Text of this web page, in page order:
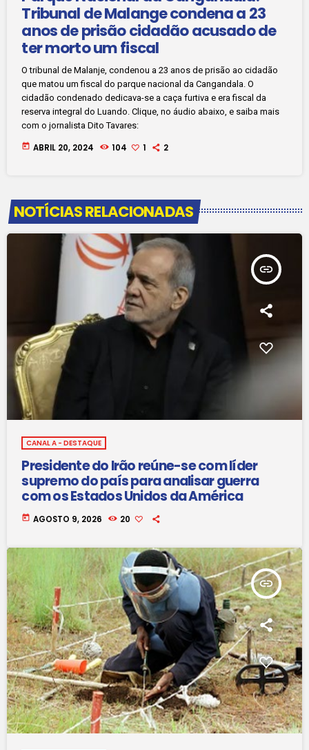
Tribunal de Malange condena a 23
anos de prisão cidadão acusado de
ter morto um fiscal
O tribunal de Malanje, condenou a 23 anos de prisão ao cidadão
que matou um fiscal do parque nacional da Cangandala. O
cidadão condenado dedicava-se a caça furtiva e era fiscal da
reserva integral do Luando. Clique, no áudio abaixo, e saiba mais
com o jornalista Dito Tavares:
today ABRIL 20, 2024 104 1 2
NOTÍCIAS RELACIONADAS
insert_link
CANAL A - DESTAQUE
Presidente do Irão reúne-se com líder
supremo do país para analisar guerra
com os Estados Unidos da América
today AGOSTO 9, 2026 20
insert_link